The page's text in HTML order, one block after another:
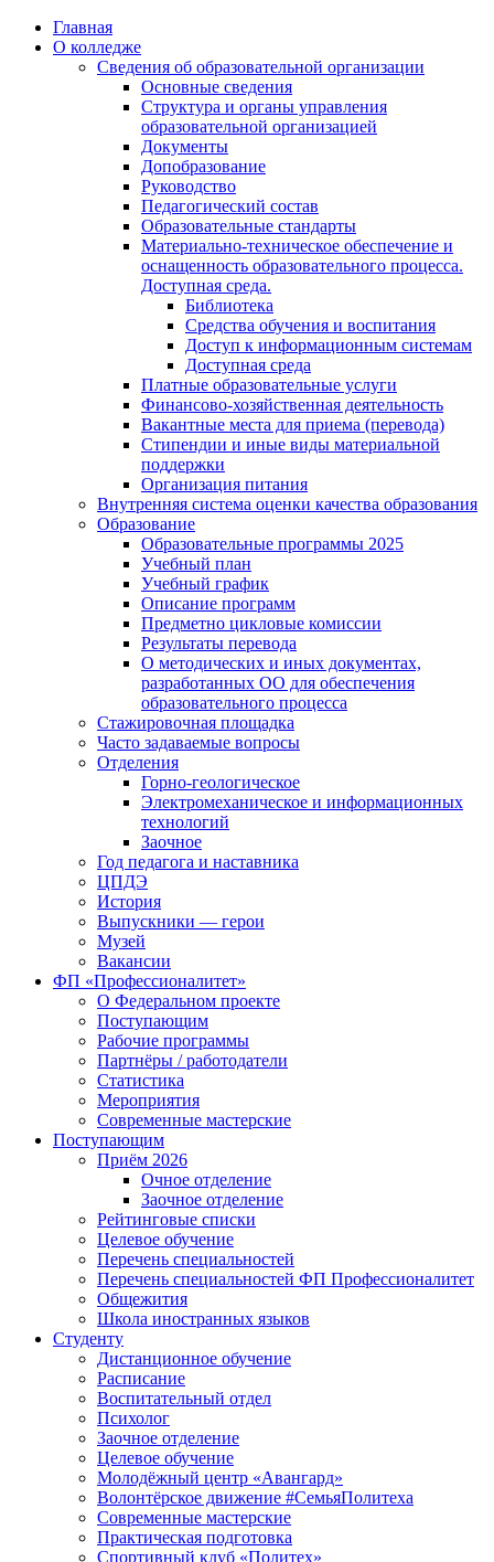
Перейти
содержимому
Главная
О колледже
Сведения об образовательной организации
Основные сведения
Структура и органы управления
образовательной организацией
Документы
Допобразование
Руководство
Педагогический состав
Образовательные стандарты
Материально-техническое обеспечение и
оснащенность образовательного процесса.
Доступная среда.
Библиотека
Средства обучения и воспитания
Доступ к информационным системам
Доступная среда
Платные образовательные услуги
Финансово-хозяйственная деятельность
Вакантные места для приема (перевода)
Стипендии и иные виды материальной
поддержки
Организация питания
Внутренняя система оценки качества образования
Образование
Образовательные программы 2025
Учебный план
Учебный график
Описание программ
Предметно цикловые комиссии
Результаты перевода
О методических и иных документах,
разработанных ОО для обеспечения
образовательного процесса
Стажировочная площадка
Часто задаваемые вопросы
Отделения
Горно-геологическое
Электромеханическое и информационных
технологий
Заочное
Год педагога и наставника
ЦПДЭ
История
Выпускники — герои
Музей
Вакансии
ФП «Профессионалитет»
О Федеральном проекте
Поступающим
Рабочие программы
Партнёры / работодатели
Статистика
Мероприятия
Современные мастерские
Поступающим
Приём 2026
Очное отделение
Заочное отделение
Рейтинговые списки
Целевое обучение
Перечень специальностей
Перечень специальностей ФП Профессионалитет
Общежития
Школа иностранных языков
Студенту
Дистанционное обучение
Расписание
Воспитательный отдел
Психолог
Заочное отделение
Целевое обучение
Молодёжный центр «Авангард»
Волонтёрское движение #СемьяПолитеха
Современные мастерские
Практическая подготовка
Спортивный клуб «Политех»